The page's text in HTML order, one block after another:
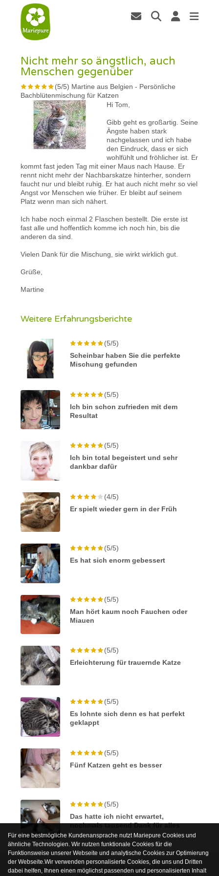
Nicht mehr so ängstlich, auch
Menschen gegenüber
(5/5) Martine aus Belgien - Persönliche
Bachblütenmischung für Katzen
Hi Tom,
Gibb geht es großartig. Seine
Ängste haben stark
nachgelassen und ich habe
den Eindruck, dass er sich
wohlfühlt und fröhlicher ist. Er
kommt fast jeden Tag mit einer Maus nach Hause. Er
rennt nicht mehr der Nachbarskatze hinterher, sondern
faucht nur und bleibt ruhig. Er hat auch nicht mehr so viel
Angst vor Menschen wie früher. Er bleibt auf seinem
Platz wenn man sich nähert.
Ich habe noch einmal 2 Flaschen bestellt. Die erste ist
fast alle und hoffentlich komme ich noch hin, bis die
anderen da sind.
Vielen Dank für die Mischung, sie wirkt wirklich gut.
Grüße,
Martine
Weitere Erfahrungsberichte
(5/5)
Scheinbar haben Sie die perfekte
Mischung gefunden
(5/5)
Ich bin schon zufrieden mit dem
Resultat
(5/5)
Ich bin total begeistert und sehr
dankbar dafür
(4/5)
Er spielt wieder gern in der Früh
(5/5)
Es hat sich enorm gebessert
(5/5)
Man hört kaum noch Fauchen oder
Miauen
(5/5)
Erleichterung für trauernde Katze
(5/5)
Es lohnte sich denn es hat perfekt
geklappt
(5/5)
Fünf Katzen geht es besser
(5/5)
Das hatte ich nicht erwartet,
nochmals tausend Dank für alles
Für eine bestmögliche Kundenansprache nutzt Mariepure Cookies und
ähnliche Technologien. Wir nutzen funktionale Cookies für die
Funktionsweise unserer Webseite und analytische Cookies zur Optimierung
der Webseite.Wir verwenden personalisierte Cookies, die uns und Dritten
dabei helfen, Ihnen einen möglichst passenden und personalisierten Inhalt
Bachblüten sind kein Medikament sondern harmlose